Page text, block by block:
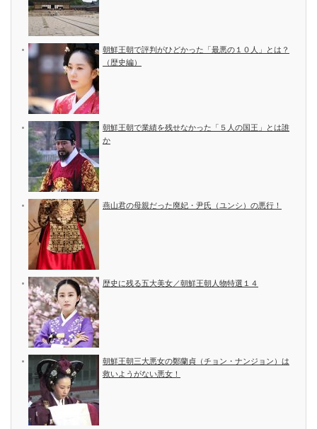
朝鮮王朝で評判がひどかった「最悪の１０人」とは？
（歴史編）
朝鮮王朝で業績を残せなかった「５人の国王」とは誰
か
燕山君の母親だった廃妃・尹氏（ユンシ）の悪行！
歴史に残る五大美女／朝鮮王朝人物特選１４
朝鮮王朝三大悪女の鄭蘭貞（チョン・ナンジョン）は
救いようがない悪女！